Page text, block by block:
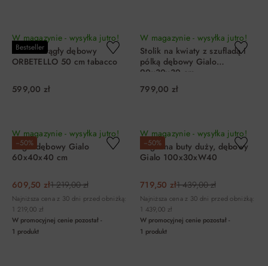
Bestseller
W magazynie - wysyłka jutro!
Stolik okrągły dębowy
ORBETELLO 50 cm tabacco
599,00 zł
W magazynie - wysyłka jutro!
Stolik na kwiaty z szufladą i
pólką dębowy Gialo
90x30x30 cm
799,00 zł
−50%
W magazynie - wysyłka jutro!
Regał dębowy Gialo
60x40x40 cm
609,50 zł1 219,00 zł
Najniższa cena z 30 dni przed obniżką:
1 219,00 zł
W promocyjnej cenie pozostał -
1 produkt
−50%
W magazynie - wysyłka jutro!
Regał na buty duży, dębowy
Gialo 100x30xW40
719,50 zł1 439,00 zł
Najniższa cena z 30 dni przed obniżką:
1 439,00 zł
W promocyjnej cenie pozostał -
1 produkt